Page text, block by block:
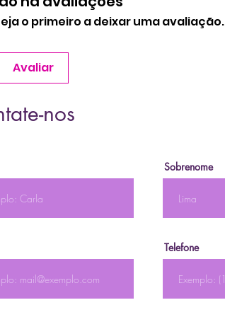
o primeiro a deixar uma avaliação.
Avaliar
nos
Sobrenome
Telefone